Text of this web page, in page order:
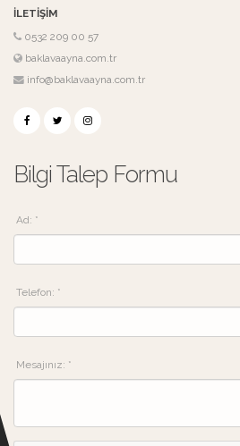
İLETIŞIM
0532 209 00 57
baklavaayna.com.tr
info@baklavaayna.com.tr
Bilgi Talep Formu
Ad: *
Telefon: *
Mesajınız: *